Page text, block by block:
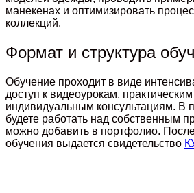
манекенах и оптимизировать
коллекций.
Формат и структура
Обучение проходит в виде
доступ к видеоурокам,
индивидуальным консультациям. В
будете работать над собственным
можно добавить в портфолио.
обучения выдается свидетельство